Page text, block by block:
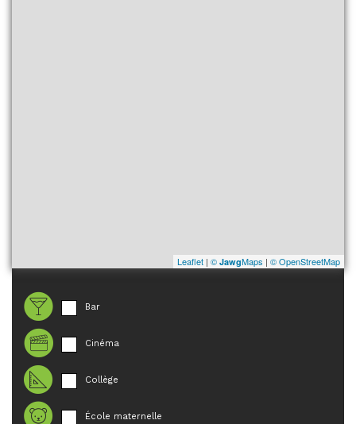
Leaflet | © JawgMaps | © OpenStreetMap
Bar
Cinéma
Collège
École maternelle